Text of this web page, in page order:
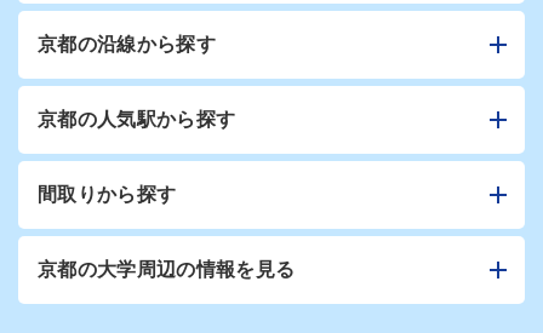
京都の沿線から探す
京都の人気駅から探す
間取りから探す
京都の大学周辺の情報を見る